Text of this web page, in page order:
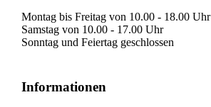
Montag bis Freitag von 10.00 - 18.00 Uhr
Samstag von 10.00 - 17.00 Uhr
Sonntag und Feiertag geschlossen
Informationen